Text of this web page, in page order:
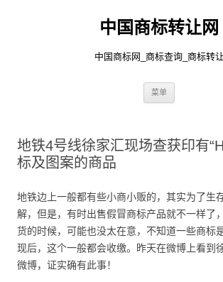
中国商标转让网
中国商标网_商标查询_商标转让
菜单
地铁4号线徐家汇现场查获印有
标及图案的商品
地铁边上一般都有些小商小贩的，其实为了生
解，但是，有时出售假冒商标产品就不一样了
货的时候，可能也没太在意，不知道一些商标
现后，这个一般都会收缴。昨天在微博上看到
微博，证实确有此事！